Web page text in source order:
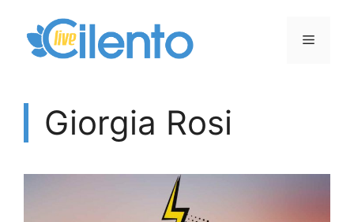
contenuto
Menu
Giorgia Rosi